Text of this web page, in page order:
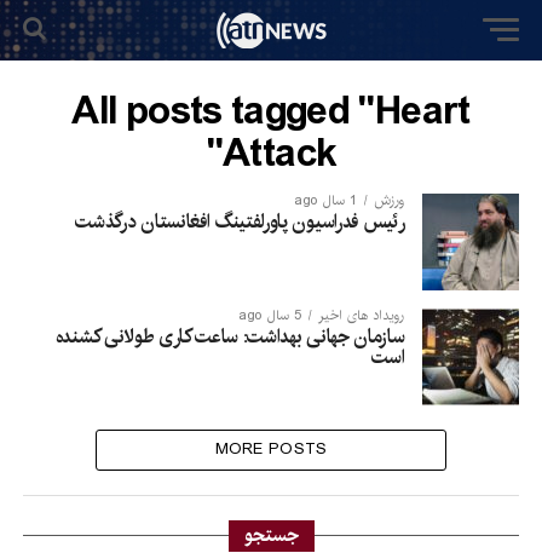
All posts tagged "Heart
Attack"
ورزش 1 سال ago
رئیس فدراسیون پاورلفتینگ افغانستان درگذشت
رویداد های اخیر 5 سال ago
سازمان جهانی بهداشت: ساعت کاری طولانی کشنده
است
MORE POSTS
جستجو